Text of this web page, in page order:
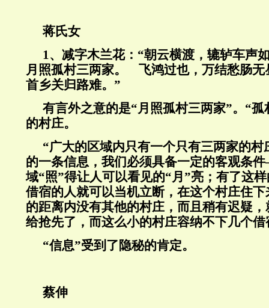
蒋氏女
1、减字木兰花：“朝云横渡，辘轳车声
月照孤村三两家。 飞鸿过也，万结愁肠无
首乡关归路难。”
有言外之意的是“月照孤村三两家”。“
的村庄。
“广大的区域内只有一个只有三两家的村
的一条信息，我们必须具备一定的客观条
域“照”得让人可以看见的“月”亮；有了这
借宿的人就可以当机立断，在这个村庄住
的距离内没有其他的村庄，而且稍有迟疑
给抢先了，而这么小的村庄容纳不下几个借
“信息”受到了隐秘的肯定。
蔡伸